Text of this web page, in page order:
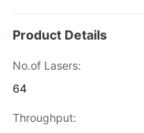
Product Details
No.of Lasers:
64
Throughput: